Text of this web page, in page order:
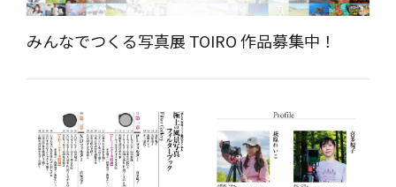
みんなでつくる写真展 TOIRO 作品募集中！